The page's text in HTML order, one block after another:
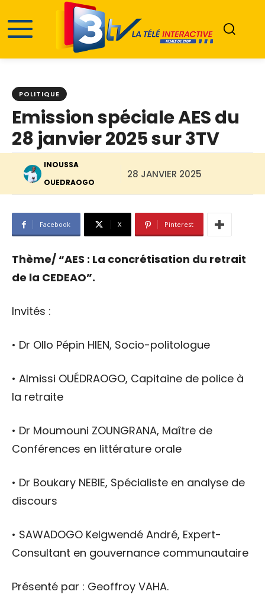
POLITIQUE
Emission spéciale AES du
28 janvier 2025 sur 3TV
INOUSSA
OUEDRAOGO
28 JANVIER 2025
Facebook X Pinterest
Thème/ “AES : La concrétisation du retrait
de la CEDEAO”.
Invités :
• Dr Ollo Pépin HIEN, Socio-politologue
• Almissi OUÉDRAOGO, Capitaine de police à
la retraite
• Dr Moumouni ZOUNGRANA, Maître de
Conférences en littérature orale
• Dr Boukary NEBIE, Spécialiste en analyse de
discours
• SAWADOGO Kelgwendé André, Expert-
Consultant en gouvernance communautaire
Présenté par : Geoffroy VAHA.